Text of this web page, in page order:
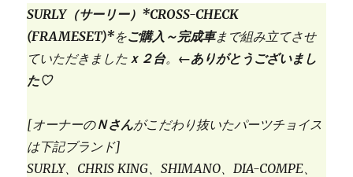
SURLY（サーリー）*CROSS-CHECK
(FRAMESET)*をご購入～完成車まで組み立てさせ
ていただきました ｘ２台。 ←ありがとうございまし
た♡
[オーナーのＮさんがこだわり抜いたパーツチョイス
は下記ブランド]
SURLY、CHRIS KING、SHIMANO、DIA-COMPE、